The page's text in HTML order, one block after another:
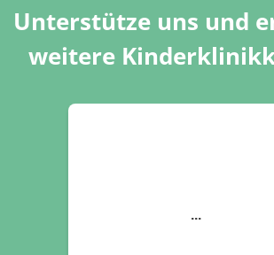
Unterstütze uns und
weitere